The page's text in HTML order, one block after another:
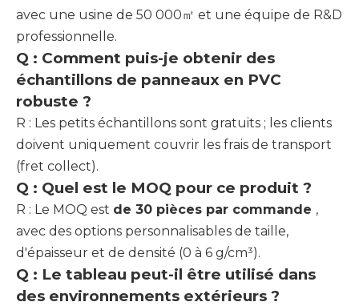
avec une usine de 50 000㎡ et une équipe de R&D
professionnelle.
Q : Comment puis-je obtenir des
échantillons de panneaux en PVC
robuste ?
R : Les petits échantillons sont gratuits ; les clients
doivent uniquement couvrir les frais de transport
(fret collect).
Q : Quel est le MOQ pour ce produit ?
R : Le MOQ est de 30 pièces par commande ,
avec des options personnalisables de taille,
d'épaisseur et de densité (0 à 6 g/cm³).
Q : Le tableau peut-il être utilisé dans
des environnements extérieurs ?